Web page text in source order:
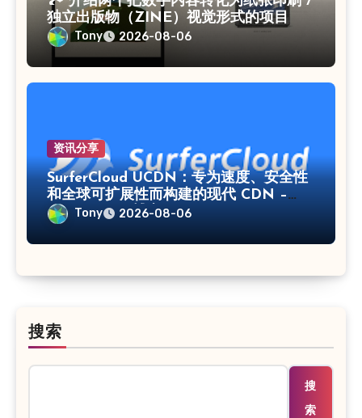
独立出版物（ZINE）视觉形式的项目
Tony 2026-08-06
资讯分享
SurferCloud UCDN：专为速度、安全性
和全球可扩展性而构建的现代 CDN –
SurferCloud 博客
Tony 2026-08-06
搜索
搜
索